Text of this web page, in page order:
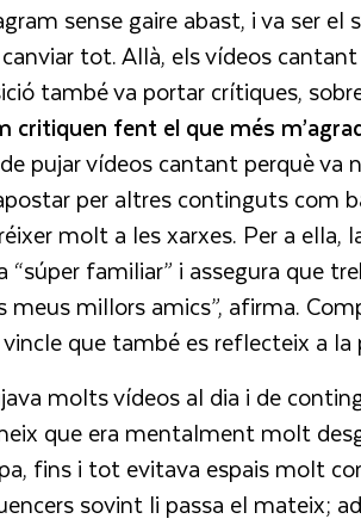
sense gaire abast, i va ser el
tot. Allà, els vídeos
també va portar crítiques,
critiquen fent el que més
pujar vídeos cantant perquè va
per altres continguts com
molt a les xarxes. Per a ella,
familiar” i assegura que
millors amics”, afirma.
que també es reflecteix a la
molts vídeos al dia i de
que era mentalment molt
fins i tot evitava espais molt
sovint li passa el mateix;